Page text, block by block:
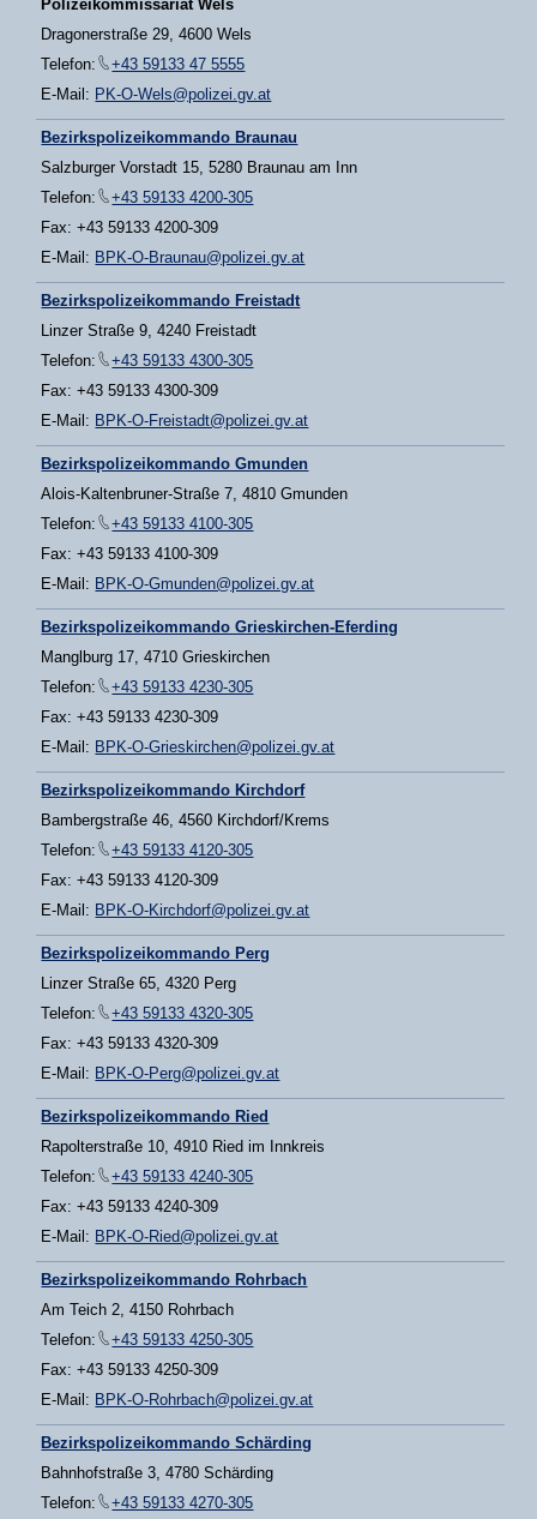
Polizeikommissariat Wels
Dragonerstraße 29, 4600 Wels
Telefon:
+43 59133 47 5555
E-Mail: PK-O-Wels@polizei.gv.at
Bezirkspolizeikommando Braunau
Salzburger Vorstadt 15, 5280 Braunau am Inn
Telefon:
+43 59133 4200-305
Fax: +43 59133 4200-309
E-Mail: BPK-O-Braunau@polizei.gv.at
Bezirkspolizeikommando Freistadt
Linzer Straße 9, 4240 Freistadt
Telefon:
+43 59133 4300-305
Fax: +43 59133 4300-309
E-Mail: BPK-O-Freistadt@polizei.gv.at
Bezirkspolizeikommando Gmunden
Alois-Kaltenbruner-Straße 7, 4810 Gmunden
Telefon:
+43 59133 4100-305
Fax: +43 59133 4100-309
E-Mail: BPK-O-Gmunden@polizei.gv.at
Bezirkspolizeikommando Grieskirchen-Eferding
Manglburg 17, 4710 Grieskirchen
Telefon:
+43 59133 4230-305
Fax: +43 59133 4230-309
E-Mail: BPK-O-Grieskirchen@polizei.gv.at
Bezirkspolizeikommando Kirchdorf
Bambergstraße 46, 4560 Kirchdorf/Krems
Telefon:
+43 59133 4120-305
Fax: +43 59133 4120-309
E-Mail: BPK-O-Kirchdorf@polizei.gv.at
Bezirkspolizeikommando Perg
Linzer Straße 65, 4320 Perg
Telefon:
+43 59133 4320-305
Fax: +43 59133 4320-309
E-Mail: BPK-O-Perg@polizei.gv.at
Bezirkspolizeikommando Ried
Rapolterstraße 10, 4910 Ried im Innkreis
Telefon:
+43 59133 4240-305
Fax: +43 59133 4240-309
E-Mail: BPK-O-Ried@polizei.gv.at
Bezirkspolizeikommando Rohrbach
Am Teich 2, 4150 Rohrbach
Telefon:
+43 59133 4250-305
Fax: +43 59133 4250-309
E-Mail: BPK-O-Rohrbach@polizei.gv.at
Bezirkspolizeikommando Schärding
Bahnhofstraße 3, 4780 Schärding
Telefon:
+43 59133 4270-305